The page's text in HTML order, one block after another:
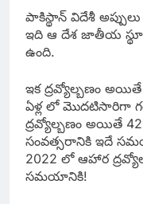
పాకిస్థాన్ విదేశీ
ఇది ఆ దేశ జాతీయ
ఉంది.
ఇక ద్రవ్యోల్బణం
ఏళ్ల లో మొదటిసారిగా
ద్రవ్యోల్బణం అయితే
సంవత్సరానికి ఇదే
2022 లో ఆహార
సమయానికి!